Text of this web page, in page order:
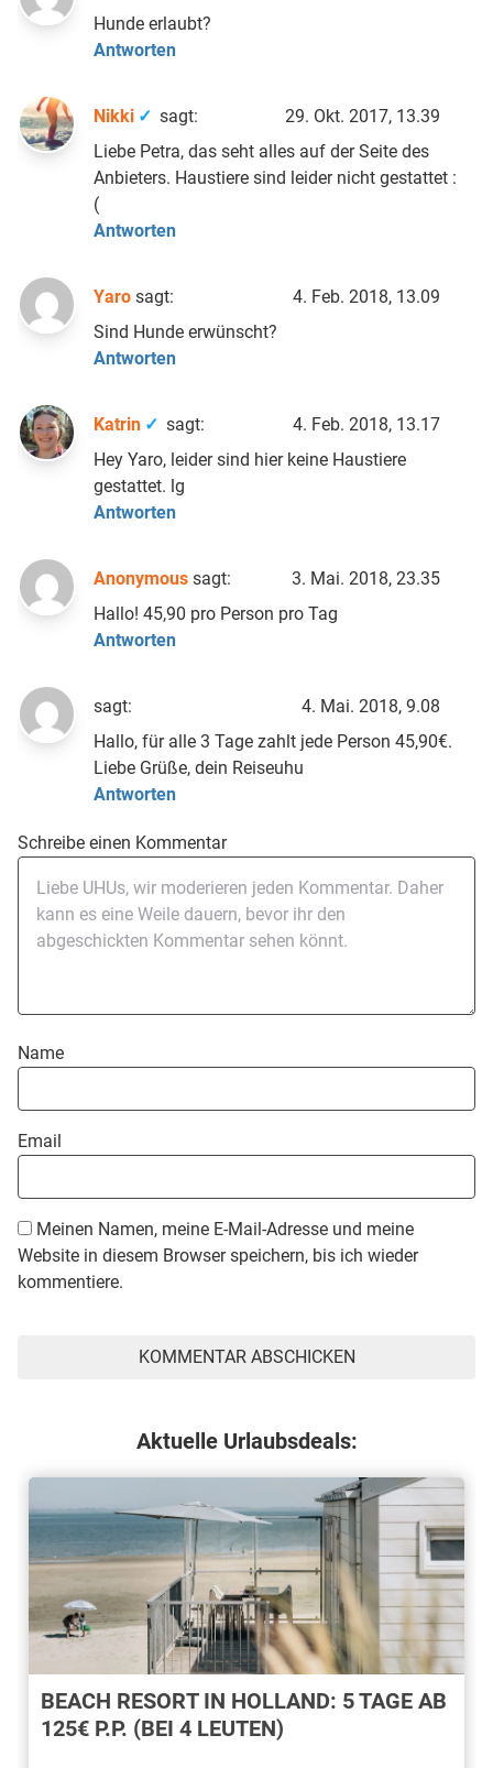
Hunde erlaubt?
Antworten
Nikki sagt:
29. Okt. 2017, 13.39
Liebe Petra, das seht alles auf der Seite des
Anbieters. Haustiere sind leider nicht gestattet :
(
Antworten
Yaro sagt:
4. Feb. 2018, 13.09
Sind Hunde erwünscht?
Antworten
Katrin sagt:
4. Feb. 2018, 13.17
Hey Yaro, leider sind hier keine Haustiere
gestattet. lg
Antworten
Anonymous sagt:
3. Mai. 2018, 23.35
Hallo! 45,90 pro Person pro Tag
Antworten
sagt:
4. Mai. 2018, 9.08
Hallo, für alle 3 Tage zahlt jede Person 45,90€.
Liebe Grüße, dein Reiseuhu
Antworten
Schreibe einen Kommentar
Name
Email
Meinen Namen, meine E-Mail-Adresse und meine
Website in diesem Browser speichern, bis ich wieder
kommentiere.
Aktuelle Urlaubsdeals:
BEACH RESORT IN HOLLAND: 5 TAGE AB
125€ P.P. (BEI 4 LEUTEN)